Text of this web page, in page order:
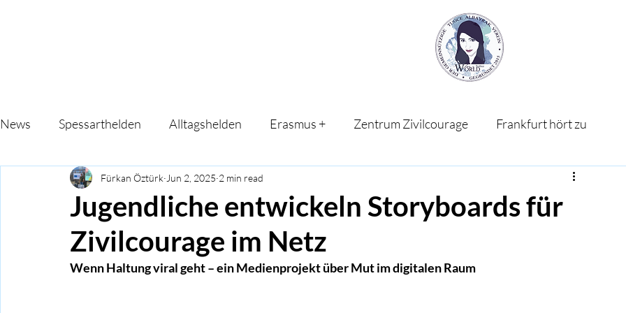
News Spessarthelden Alltagshelden Erasmus + Zentrum Zivilcourage Frankfurt hört zu
Jugendliche entwickeln Storyboards für
Zivilcourage im Netz
Fürkan Öztürk Jun 2, 2025 2 min read
Wenn Haltung viral geht – ein Medienprojekt über Mut im digitalen Raum